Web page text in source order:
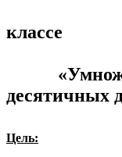
классе
по
десятичных
Цель: